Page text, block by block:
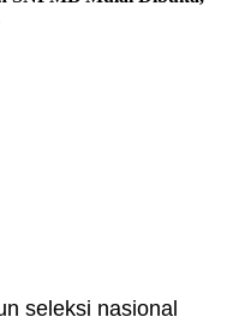
seleksi nasional